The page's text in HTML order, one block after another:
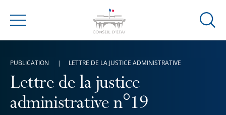
Menu
Ouvrir
Lettre de la justice
administrative n°19
PUBLICATION LETTRE DE LA JUSTICE ADMINISTRATIVE